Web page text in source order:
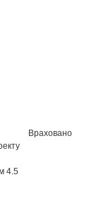
4.5
Враховано